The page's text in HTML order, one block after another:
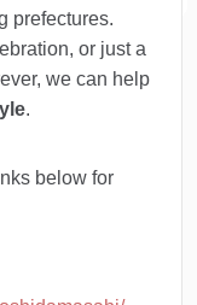
prefectures.
or just a
we can help
.
below for